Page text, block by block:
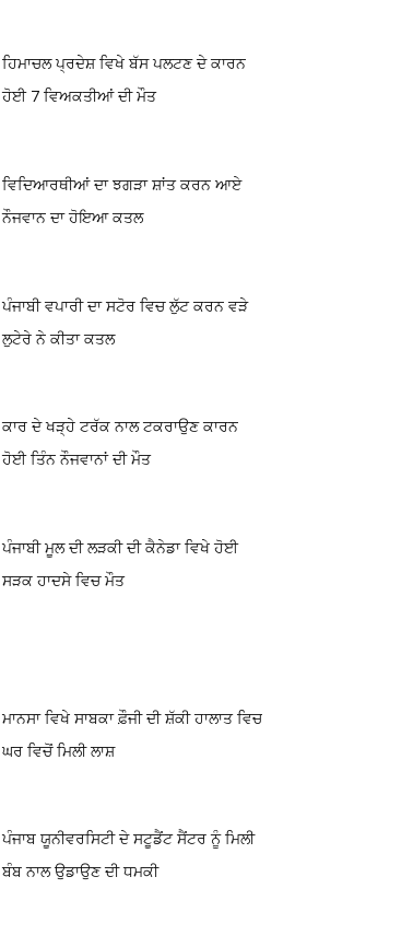
ਹਿਮਾਚਲ ਪ੍ਰਦੇਸ਼ ਵਿਖੇ ਬੱਸ ਪਲਟਣ ਦੇ ਕਾਰਨ
ਹੋਈ 7 ਵਿਅਕਤੀਆਂ ਦੀ ਮੌਤ
ਵਿਦਿਆਰਥੀਆਂ ਦਾ ਝਗੜਾ ਸ਼ਾਂਤ ਕਰਨ ਆਏ
ਨੌਜਵਾਨ ਦਾ ਹੋਇਆ ਕਤਲ
ਪੰਜਾਬੀ ਵਪਾਰੀ ਦਾ ਸਟੋਰ ਵਿਚ ਲੁੱਟ ਕਰਨ ਵੜੇ
ਲੁਟੇਰੇ ਨੇ ਕੀਤਾ ਕਤਲ
ਕਾਰ ਦੇ ਖੜ੍ਹੇ ਟਰੱਕ ਨਾਲ ਟਕਰਾਉਣ ਕਾਰਨ
ਹੋਈ ਤਿੰਨ ਨੌਜਵਾਨਾਂ ਦੀ ਮੌਤ
ਪੰਜਾਬੀ ਮੂਲ ਦੀ ਲੜਕੀ ਦੀ ਕੈਨੇਡਾ ਵਿਖੇ ਹੋਈ
ਸੜਕ ਹਾਦਸੇ ਵਿਚ ਮੌਤ
ਮਾਨਸਾ ਵਿਖੇ ਸਾਬਕਾ ਫ਼ੌਜੀ ਦੀ ਸ਼ੱਕੀ ਹਾਲਾਤ ਵਿਚ
ਘਰ ਵਿਚੋਂ ਮਿਲੀ ਲਾਸ਼
ਪੰਜਾਬ ਯੂਨੀਵਰਸਿਟੀ ਦੇ ਸਟੂਡੈਂਟ ਸੈਂਟਰ ਨੂੰ ਮਿਲੀ
ਬੰਬ ਨਾਲ ਉਡਾਉਣ ਦੀ ਧਮਕੀ